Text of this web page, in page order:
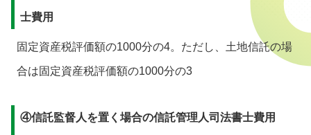
士費用
固定資産税評価額の1000分の4。ただし、土地信託の場
合は固定資産税評価額の1000分の3
④信託監督人を置く場合の信託管理人司法書士費用